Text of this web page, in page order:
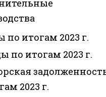
по итогам 2023 г.
по итогам 2023 г.
2023 г.